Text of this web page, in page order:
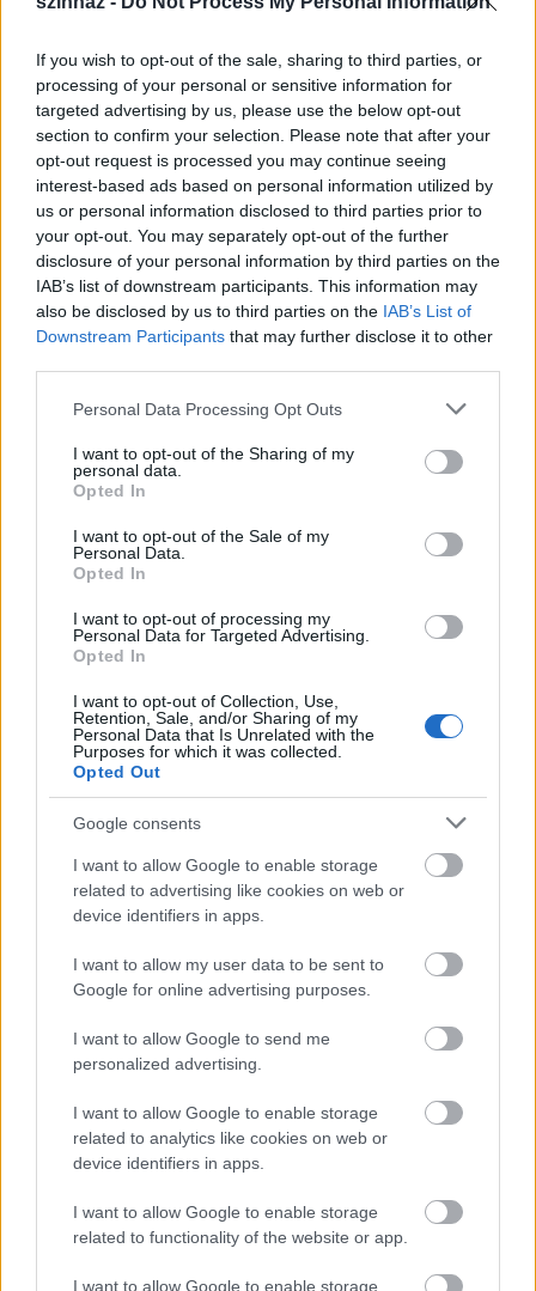
If you wish to opt-out of the sale, sharing to third parties, or
processing of your personal or sensitive information for
targeted advertising by us, please use the below opt-out
section to confirm your selection. Please note that after your
opt-out request is processed you may continue seeing
interest-based ads based on personal information utilized by
us or personal information disclosed to third parties prior to
your opt-out. You may separately opt-out of the further
disclosure of your personal information by third parties on the
IAB’s list of downstream participants. This information may
also be disclosed by us to third parties on the IAB’s List of
Downstream Participants that may further disclose it to other
Please note that this website/app uses one or more Google
not limited to your visit or usage behaviour. You may click to
grant or deny consent to Google and its third-party tags to
use your data for below specified purposes in below Google
consent section.
Personal Data Processing Opt Outs
I want to opt-out of the Sharing of my
personal data.
Opted In
I want to opt-out of the Sale of my
Personal Data.
Opted In
I want to opt-out of processing my
Personal Data for Targeted Advertising.
Opted In
I want to opt-out of Collection, Use,
Retention, Sale, and/or Sharing of my
Personal Data that Is Unrelated with the
Purposes for which it was collected.
Opted Out
Google consents
I want to allow Google to enable storage
related to advertising like cookies on web or
device identifiers in apps.
I want to allow my user data to be sent to
Google for online advertising purposes.
I want to allow Google to send me
personalized advertising.
I want to allow Google to enable storage
related to analytics like cookies on web or
device identifiers in apps.
I want to allow Google to enable storage
related to functionality of the website or app.
I want to allow Google to enable storage
menyasszonya, Carol Melkett látszat-világát mutatja
be: főhőseink néhány drága, antik bútort
kölcsönöznek engedély nélkül szomszédjuktól, hogy
lenyűgözzék egyrészt Carol katonatiszt édesapját,
másrészt a Brindsley munkáinak megtekintése
végett egyazon estére vendégségbe hívott milliomos
műgyűjtőt. Ám egy váratlan áramszünet, a szomszéd
idő előtti visszatérése, valamint a fiú ex-szeretőjének
hirtelen felbukkanása révén a dolgok kicsúsznak
Brindsley és Carol irányítása alól, és a helyzet egyre
katasztrofálisabbá válik. Na és egyre
Sir Peter Schaffer:
Black Comedy
bohózat 2 részben
Brindsley Miller ........ Szűcs Péter Pál
Carol Melkett ........ Marjai Virág
Clea ........ Bozó Andrea
Miss Furnival ........ Kovács Vanda
Melkett ezredes ........ Csernák János